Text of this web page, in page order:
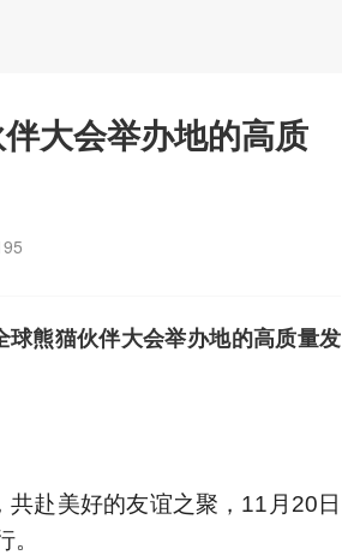
大会举办地的高质
熊猫伙伴大会举办地的高质量发
赴美好的友谊之聚，11月20日